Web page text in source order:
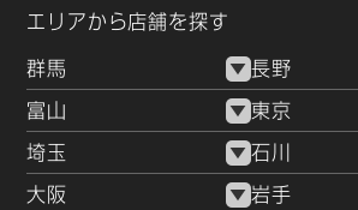
エリアから店舗を探す
群馬 長野
富山 東京
埼玉 石川
大阪 岩手